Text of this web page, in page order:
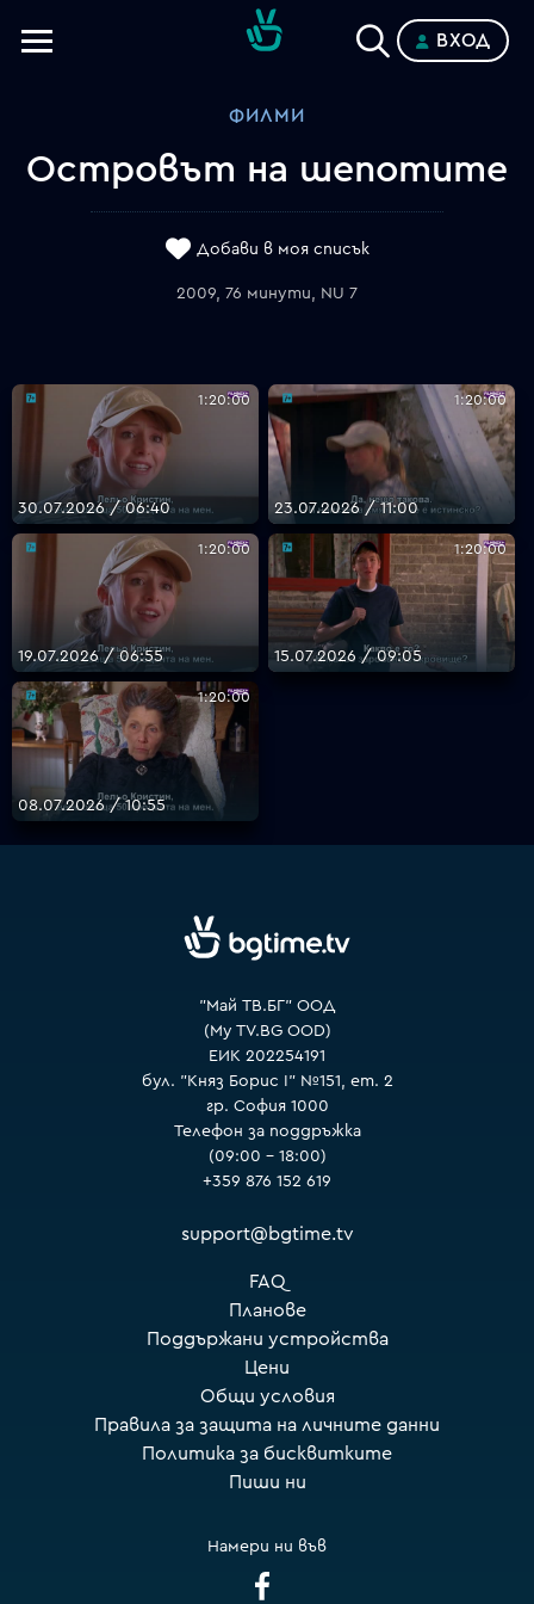
VOYO
ВХОД
ФИЛМИ
Островът на шепотите
Добави в моя списък
2009, 76 минути, NU 7
1:20:00
30.07.2026 / 06:40
1:20:00
23.07.2026 / 11:00
1:20:00
19.07.2026 / 06:55
1:20:00
15.07.2026 / 09:05
1:20:00
08.07.2026 / 10:55
"Май ТВ.БГ" ООД
(My TV.BG OOD)
ЕИК 202254191
бул. "Княз Борис I" №151, ет. 2
гр. София 1000
Телефон за поддръжка
(09:00 – 18:00)
+359 876 152 619
support@bgtime.tv
FAQ
Планове
Поддържани устройства
Цени
Общи условия
Правила за защита на личните данни
Политика за бисквитките
Пиши ни
Намери ни във